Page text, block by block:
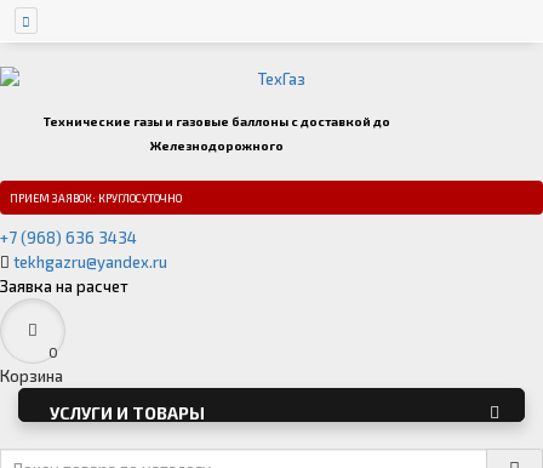
Технические газы и газовые баллоны с доставкой до
Железнодорожного
ПРИЕМ ЗАЯВОК: КРУГЛОСУТОЧНО
+7 (968) 636 3434
tekhgazru@yandex.ru
Заявка на расчет
0
Корзина
УСЛУГИ И ТОВАРЫ